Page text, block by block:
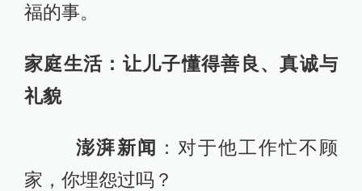
福的事。
家庭生活：让儿子懂得善良、真诚与
礼貌
澎湃新闻 ：对于他工作忙不顾
家，你埋怨过吗？